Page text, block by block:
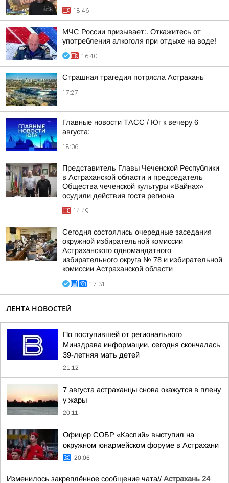
18:46
МЧС России призывает:. Откажитесь от
употребления алкоголя при отдыхе на воде!
16:40
Страшная трагедия потрясла Астрахань
17:27
Главные новости ТАСС / Юг к вечеру 6
августа:
18:06
Представитель Главы Чеченской Республики
в Астраханской области и председатель
Общества чеченской культуры «Вайнах»
осудили действия гостя региона
14:49
Сегодня состоялись очередные заседания
окружной избирательной комиссии
Астраханского одномандатного
избирательного округа № 78 и избирательной
комиссии Астраханской области
17:31
ЛЕНТА НОВОСТЕЙ
По поступившей от регионального
Минздрава информации, сегодня скончалась
39-летняя мать детей
21:12
7 августа астраханцы снова окажутся в плену
у жары
20:11
Офицер СОБР «Каспий» выступил на
окружном юнармейском форуме в Астрахани
20:06
Изменилось закреплённое сообщение чата// Астрахань 24